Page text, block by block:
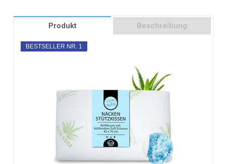
Produkt Beschreibung
BESTSELLER NR. 1